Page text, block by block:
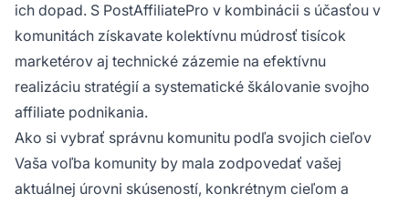
ich dopad. S PostAffiliatePro v kombinácii s účasťou v
komunitách získavate kolektívnu múdrosť tisícok
marketérov aj technické zázemie na efektívnu
realizáciu stratégií a systematické škálovanie svojho
affiliate podnikania.
Ako si vybrať správnu komunitu podľa svojich cieľov
Vaša voľba komunity by mala zodpovedať vašej
aktuálnej úrovni skúseností, konkrétnym cieľom a